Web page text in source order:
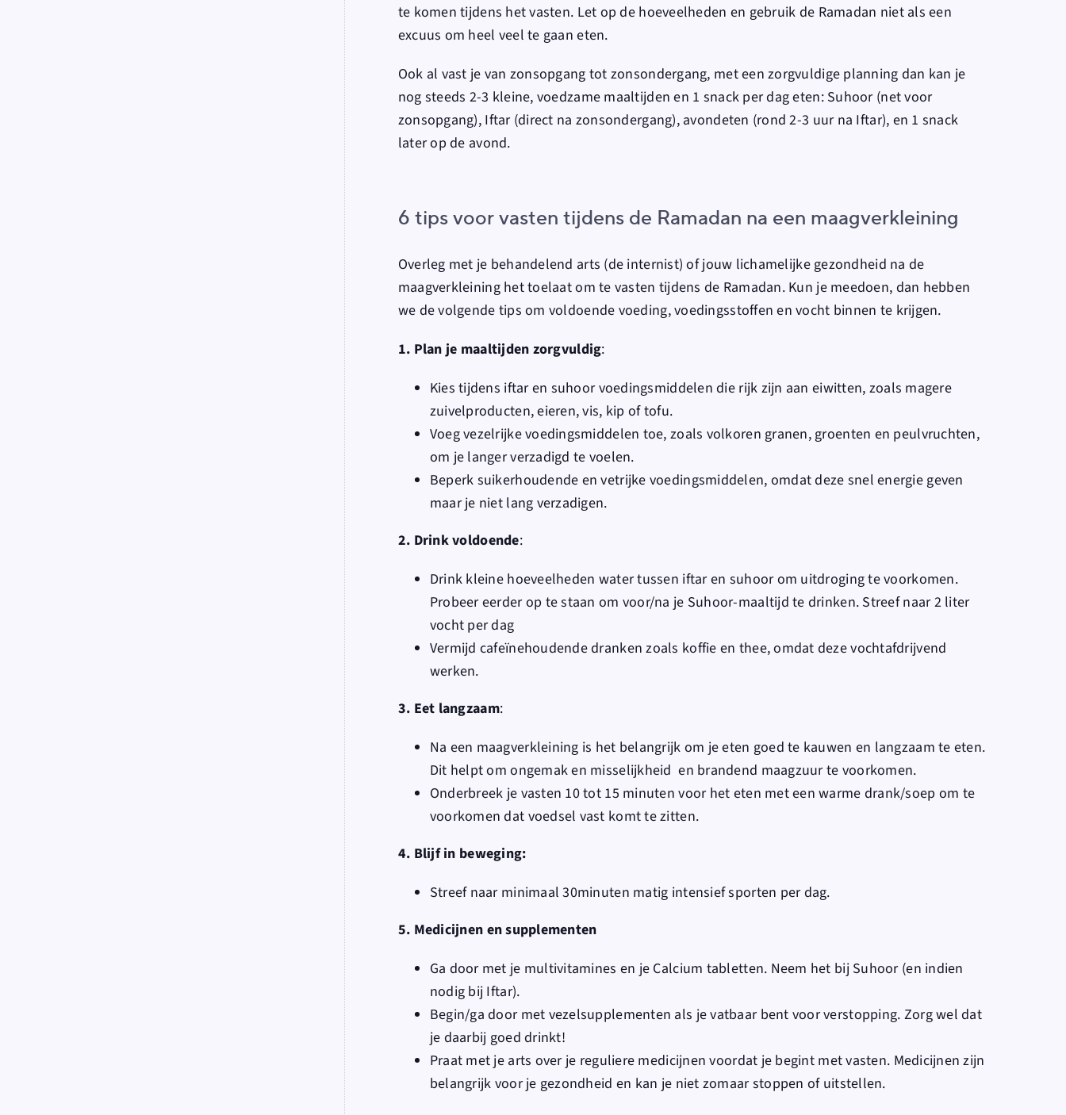
te komen tijdens het vasten. Let op de hoeveelheden en gebruik de Ramadan niet als een
excuus om heel veel te gaan eten.
Ook al vast je van zonsopgang tot zonsondergang, met een zorgvuldige planning dan kan je
nog steeds 2-3 kleine, voedzame maaltijden en 1 snack per dag eten: Suhoor (net voor
zonsopgang), Iftar (direct na zonsondergang), avondeten (rond 2-3 uur na Iftar), en 1 snack
later op de avond.
6 tips voor vasten tijdens de Ramadan na een maagverkleining
Overleg met je behandelend arts (de internist) of jouw lichamelijke gezondheid na de
maagverkleining het toelaat om te vasten tijdens de Ramadan. Kun je meedoen, dan hebben
we de volgende tips om voldoende voeding, voedingsstoffen en vocht binnen te krijgen.
1. Plan je maaltijden zorgvuldig:
Kies tijdens iftar en suhoor voedingsmiddelen die rijk zijn aan eiwitten, zoals magere
zuivelproducten, eieren, vis, kip of tofu.
Voeg vezelrijke voedingsmiddelen toe, zoals volkoren granen, groenten en peulvruchten,
om je langer verzadigd te voelen.
Beperk suikerhoudende en vetrijke voedingsmiddelen, omdat deze snel energie geven
maar je niet lang verzadigen.
2. Drink voldoende:
Drink kleine hoeveelheden water tussen iftar en suhoor om uitdroging te voorkomen.
Probeer eerder op te staan ​​om voor/na je Suhoor-maaltijd te drinken. Streef naar 2 liter
vocht per dag
Vermijd cafeïnehoudende dranken zoals koffie en thee, omdat deze vochtafdrijvend
werken.
3. Eet langzaam:
Na een maagverkleining is het belangrijk om je eten goed te kauwen en langzaam te eten.
Dit helpt om ongemak en misselijkheid en brandend maagzuur te voorkomen.
Onderbreek je vasten 10 tot 15 minuten voor het eten met een warme drank/soep om te
voorkomen dat voedsel vast komt te zitten.
4. Blijf in beweging:
Streef naar minimaal 30minuten matig intensief sporten per dag.
5. Medicijnen en supplementen
Ga door met je multivitamines en je Calcium tabletten. Neem het bij Suhoor (en indien
nodig bij Iftar).
Begin/ga door met vezelsupplementen als je vatbaar bent voor verstopping. Zorg wel dat
je daarbij goed drinkt!
Praat met je arts over je reguliere medicijnen voordat je begint met vasten. Medicijnen zijn
belangrijk voor je gezondheid en kan je niet zomaar stoppen of uitstellen.